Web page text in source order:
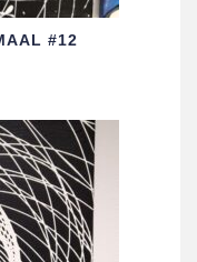
#12